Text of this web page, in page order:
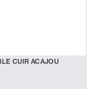
CUIR ACAJOU